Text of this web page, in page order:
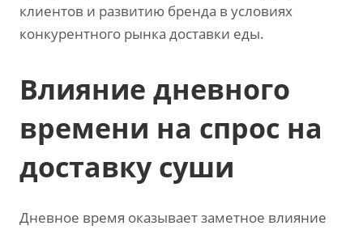
клиентов и развитию бренда в условиях
конкурентного рынка доставки еды.
Влияние дневного
времени на спрос на
доставку суши
Дневное время оказывает заметное влияние